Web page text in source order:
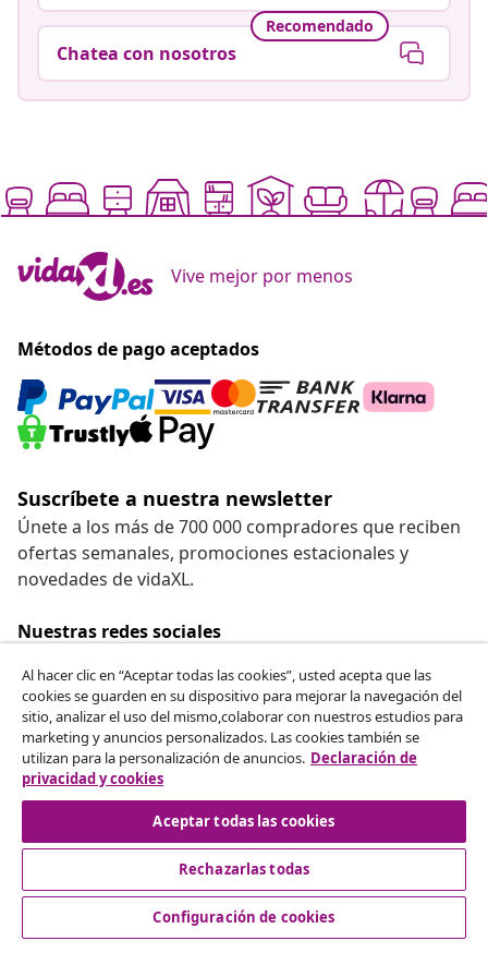
Recomendado
Chatea con nosotros
Vive mejor por menos
Métodos de pago aceptados
Suscríbete a nuestra newsletter
Únete a los más de 700 000 compradores que reciben
ofertas semanales, promociones estacionales y
novedades de vidaXL.
Nuestras redes sociales
Desistir del contrato
Solicita la cancelación de tu pedido.
Desistir del contrato
Servicio al Cliente
Al hacer clic en “Aceptar todas las cookies”, usted acepta que las
cookies se guarden en su dispositivo para mejorar la navegación del
sitio, analizar el uso del mismo,colaborar con nuestros estudios para
marketing y anuncios personalizados. Las cookies también se
utilizan para la personalización de anuncios. Declaración de
privacidad y cookies
Aceptar todas las cookies
Rechazarlas todas
Configuración de cookies